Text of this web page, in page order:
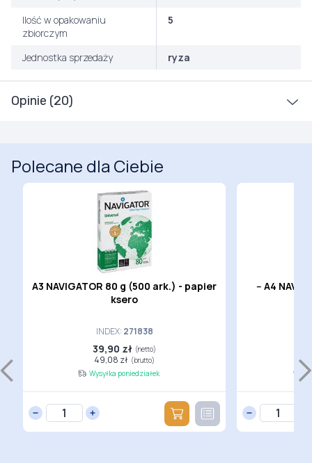
Opinie (20)
Ilość w opakowaniu
zbiorczym
5
Jednostka sprzedaży ryza
Polecane dla Ciebie
A3 NAVIGATOR 80 g (500 ark.) - papier
ksero
INDEX:271838
39,90 zł (netto)
49,08 zł (brutto)
Wysyłka poniedziałek
-- A4